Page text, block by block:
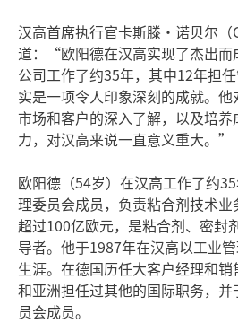
汉高首席执行官卡斯滕·诺贝尔
道：“欧阳德在汉高实现了杰出而
公司工作了约35年，其中12年担
实是一项令人印象深刻的成就。
市场和客户的深入了解，以及培
力，对汉高来说一直意义重大。”
欧阳德（54岁）在汉高工作了约
理委员会成员，负责粘合剂技术
超过100亿欧元，是粘合剂、密封
导者。他于1987年在汉高以工业
生涯。在德国历任大客户经理和
和亚洲担任过其他的国际职务，
员会成员。